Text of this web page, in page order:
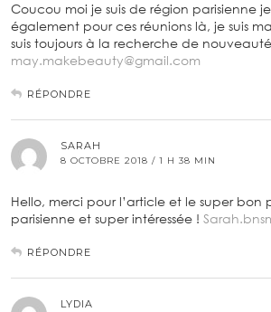
Coucou moi je suis de région parisienne
également pour ces réunions là, je suis
suis toujours à la recherche de
may.makebeauty@gmail.com
RÉPONDRE
SARAH
8 OCTOBRE 2018 / 1 H 38 MIN
Hello, merci pour l’article et le super bon
parisienne et super intéressée !
RÉPONDRE
LYDIA